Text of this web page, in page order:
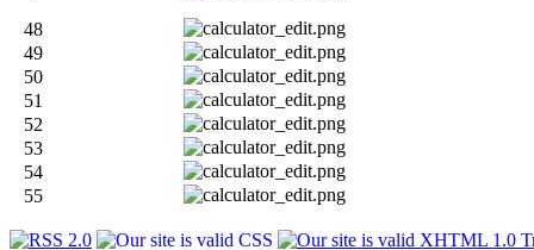
48
49
50
51
52
53
54
55